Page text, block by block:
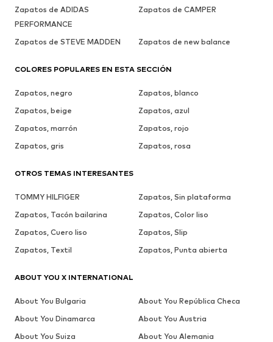
Zapatos de ADIDAS
PERFORMANCE
Zapatos de CAMPER
Zapatos de STEVE MADDEN Zapatos de new balance
COLORES POPULARES EN ESTA SECCIÓN
Zapatos, negro
Zapatos, blanco
Zapatos, beige
Zapatos, azul
Zapatos, marrón
Zapatos, rojo
Zapatos, gris
Zapatos, rosa
OTROS TEMAS INTERESANTES
TOMMY HILFIGER
Zapatos, Sin plataforma
Zapatos, Tacón bailarina
Zapatos, Color liso
Zapatos, Cuero liso
Zapatos, Slip
Zapatos, Textil
Zapatos, Punta abierta
ABOUT YOU X INTERNATIONAL
About You Bulgaria
About You República Checa
About You Dinamarca
About You Austria
About You Suiza
About You Alemania